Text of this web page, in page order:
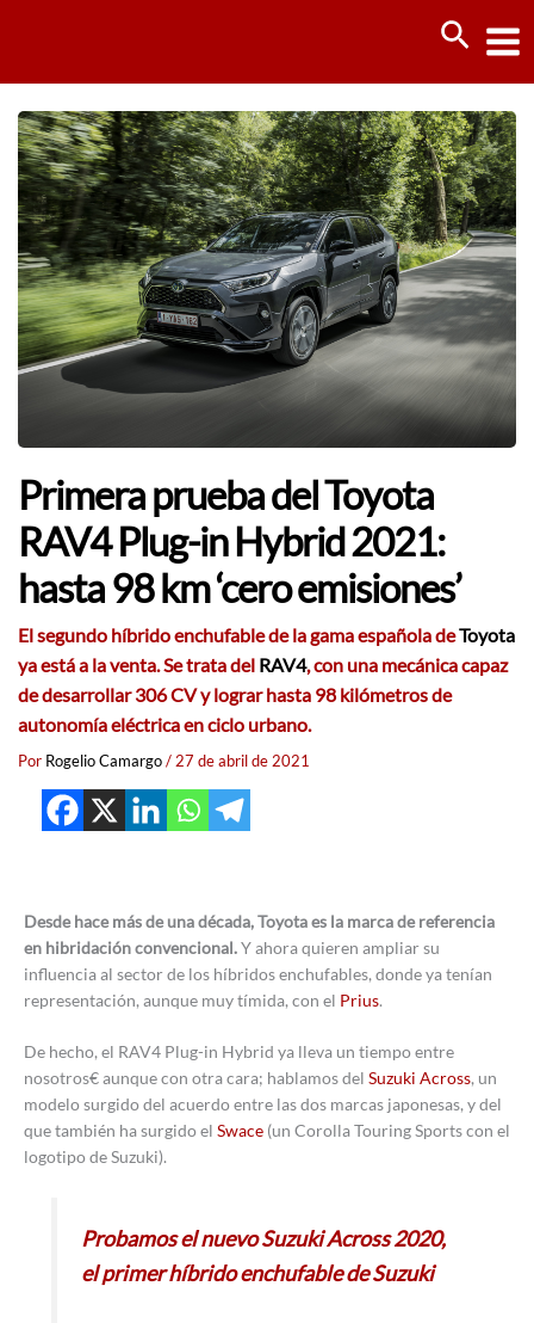
Primera prueba del Toyota
RAV4 Plug-in Hybrid 2021:
hasta 98 km ‘cero emisiones’
El segundo híbrido enchufable de la gama española deToyota
ya está a la venta. Se trata del RAV4, con una mecánica capaz
de desarrollar 306 CV y lograr hasta 98 kilómetros de
autonomía eléctrica en ciclo urbano.
Por Rogelio Camargo/ 27 de abril de 2021
Desde hace más de una década, Toyota es la marca de referencia
en hibridación convencional.Y ahora quieren ampliar su
influencia al sector de los híbridos enchufables, donde ya tenían
representación, aunque muy tímida, con el Prius.
De hecho, el RAV4 Plug-in Hybrid ya lleva un tiempo entre
nosotros€ aunque con otra cara; hablamos del Suzuki Across, un
modelo surgido del acuerdo entre las dos marcas japonesas, y del
que también ha surgido el Swace (un Corolla Touring Sports con el
logotipo de Suzuki).
Probamos el nuevo Suzuki Across 2020,
el primer híbrido enchufable de Suzuki